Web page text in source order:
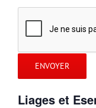
Liages et